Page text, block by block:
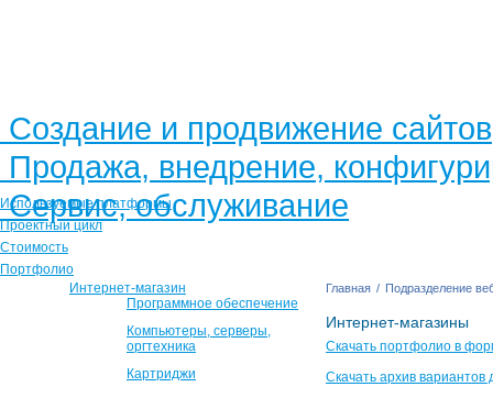
Создание и продвижение сайтов
Продажа, внедрение,
Сервис, обслуживание
Используемые платформы
Проектный цикл
Стоимость
Портфолио
Интернет-магазин
Программное обеспечение
Компьютеры, серверы,
оргтехника
Картриджи
Главная / Подразделение
Интернет-магазины
Скачать портфолио в
Скачать архив вариантов